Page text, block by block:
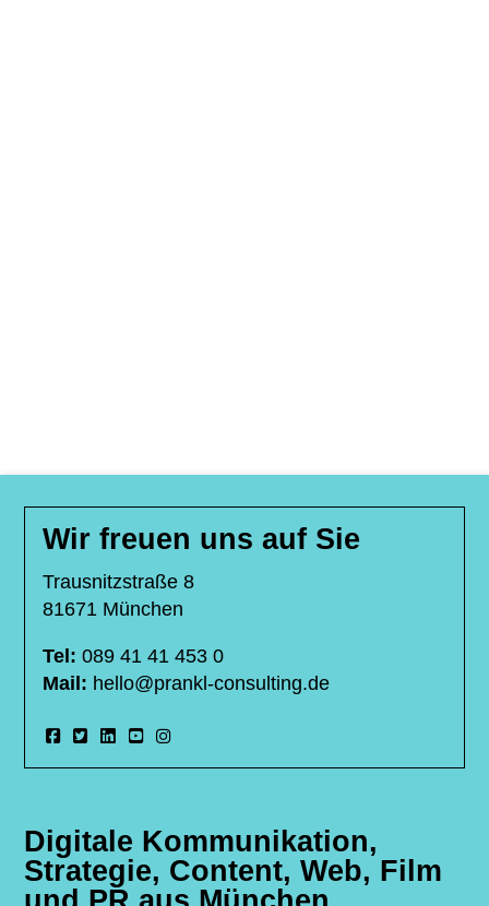
Wir freuen uns auf Sie
Trausnitzstraße 8
81671 München
Tel: 089 41 41 453 0
Mail: hello@prankl-consulting.de
Digitale Kommunikation,
Strategie, Content, Web, Film